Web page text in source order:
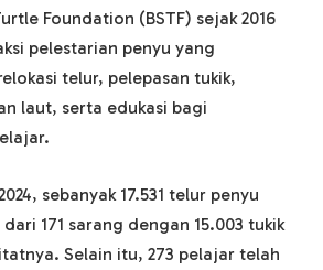
Foundation (BSTF) sejak 2016
pelestarian penyu yang
telur, pelepasan tukik,
laut, serta edukasi bagi
sebanyak 17.531 telur penyu
171 sarang dengan 15.003 tukik
Selain itu, 273 pelajar telah